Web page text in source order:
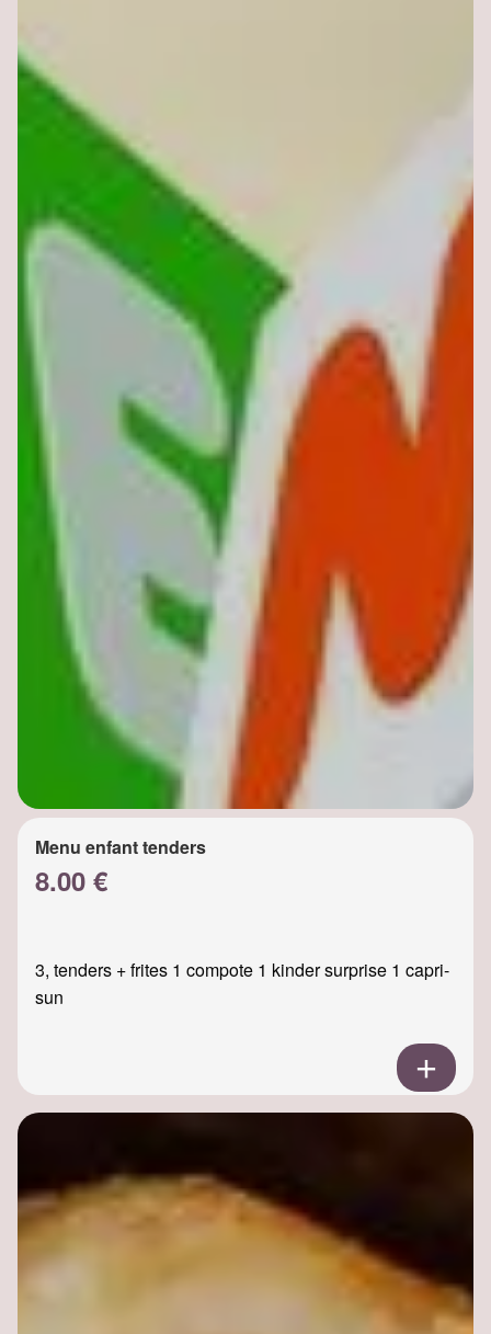
Menu enfant tenders
8.00 €
3, tenders + frites 1 compote 1 kinder surprise 1 capri-
sun